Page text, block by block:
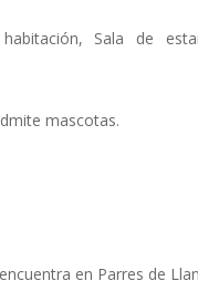
Sala de
mascotas.
en Parres de